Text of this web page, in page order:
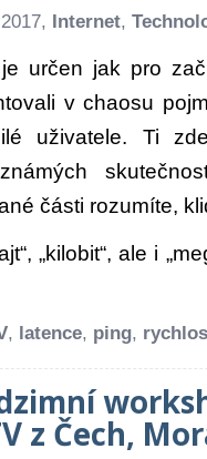
Internet,
určen jak pro
v chaosu
uživatele. Ti
části rozumíte,
„kilobit“, ale i
, latence, ping,
z Čech,